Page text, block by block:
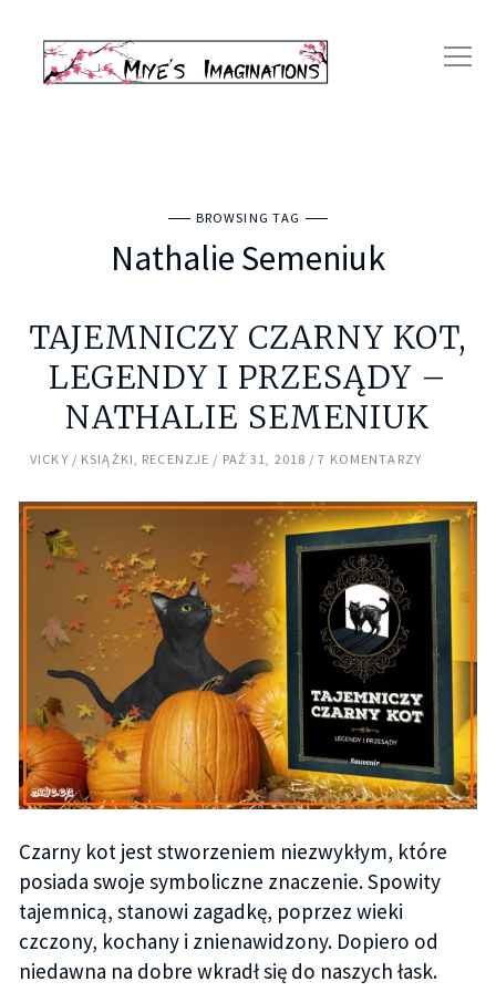
BROWSING TAG
Nathalie Semeniuk
TAJEMNICZY CZARNY KOT,
LEGENDY I PRZESĄDY –
NATHALIE SEMENIUK
VICKY KSIĄŻKI RECENZJE PAŹ 31, 2018 7 KOMENTARZY
Czarny kot jest stworzeniem niezwykłym, które
posiada swoje symboliczne znaczenie. Spowity
tajemnicą, stanowi zagadkę, poprzez wieki
czczony, kochany i znienawidzony. Dopiero od
niedawna na dobre wkradł się do naszych łask.